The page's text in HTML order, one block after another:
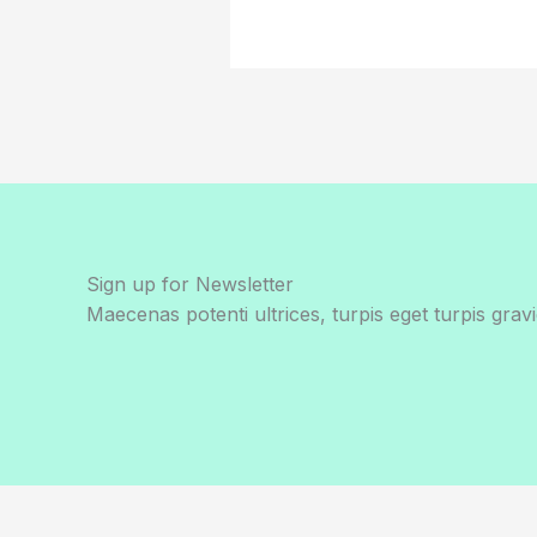
Sign up for Newsletter
Maecenas potenti ultrices, turpis eget turpis